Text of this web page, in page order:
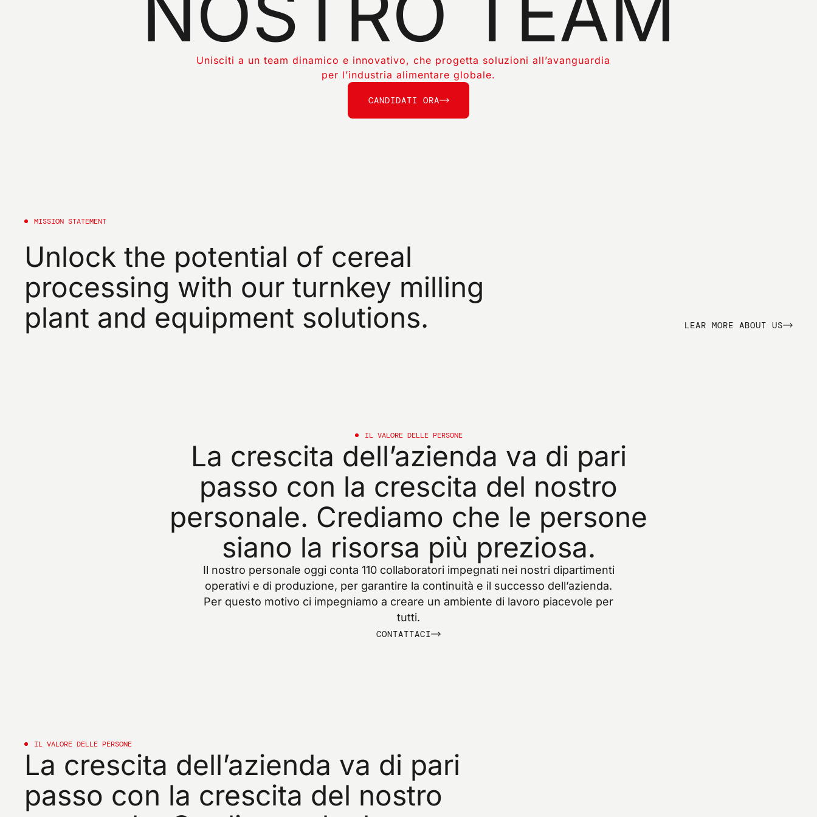
Unisciti a un team dinamico e innovativo, che progetta soluzioni all’avanguardia
per l’industria alimentare globale.
CANDIDATI ORA
MISSION STATEMENT
Unlock the potential of cereal
processing with our turnkey milling
plant and equipment solutions. LEAR MORE ABOUT US
IL VALORE DELLE PERSONE
La crescita dell’azienda va di pari
passo con la crescita del nostro
personale. Crediamo che le persone
siano la risorsa più preziosa.
Il nostro personale oggi conta 110 collaboratori impegnati nei nostri dipartimenti
operativi e di produzione, per garantire la continuità e il successo dell’azienda.
Per questo motivo ci impegniamo a creare un ambiente di lavoro piacevole per
tutti.
CONTATTACI
IL VALORE DELLE PERSONE
La crescita dell’azienda va di pari
passo con la crescita del nostro
EMAIL*
Confirmo que he leído el aviso sobre el tratamiento de datos
Confirmo que he leído la política de privacidad de este sitio y doy
mi consentimiento al envío de comunicaciones promocionales